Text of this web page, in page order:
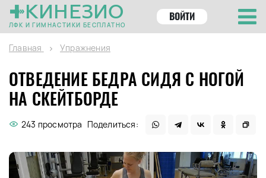
КИНЕЗИО
ЛФК И ГИМНАСТИКИ БЕСПЛАТНО
ВОЙТИ
Главная Упражнения
ОТВЕДЕНИЕ БЕДРА СИДЯ С НОГОЙ
НА СКЕЙТБОРДЕ
243 просмотра Поделиться: